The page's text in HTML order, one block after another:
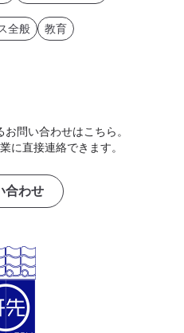
全般 教育
問い合わせはこちら。
に直接連絡できます。
合わせ